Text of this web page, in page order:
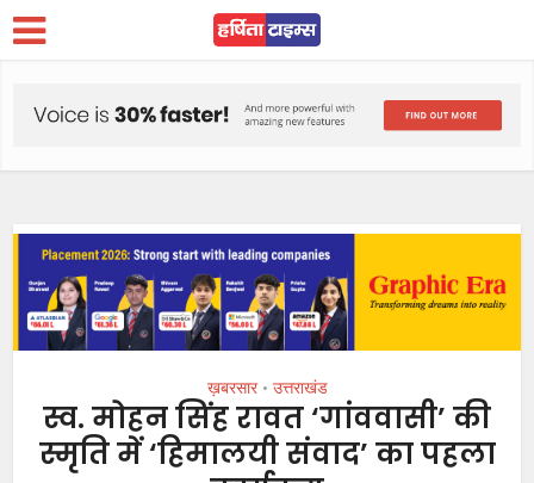
ख़बरसार • उत्तराखंड
स्व. मोहन सिंह रावत ‘गांववासी’ की
स्मृति में ‘हिमालयी संवाद’ का पहला